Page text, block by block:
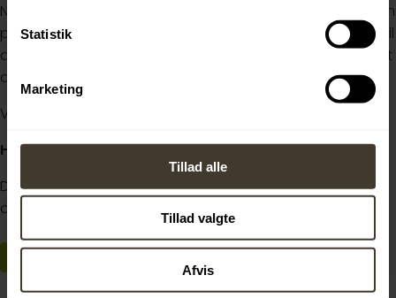
Statistik
Marketing
Tillad alle
Tillad valgte
Afvis
Nej, din tilmelding er ikke automatisk en bekræftelse på en
plads til eventet. Da der er et begrænset antal pladser, vil
du efter din tilmelding modtage information om, hvorvidt
du har fået en plads.
Vi anbefaler derfor, at du tilmelder dig i god tid.
Hvordan tilmelder jeg mig?
Du tilmelder dig via kontaktformularen nederst på siden,
der fremkommer når du klikker på "Tilmeld dig" knappen.